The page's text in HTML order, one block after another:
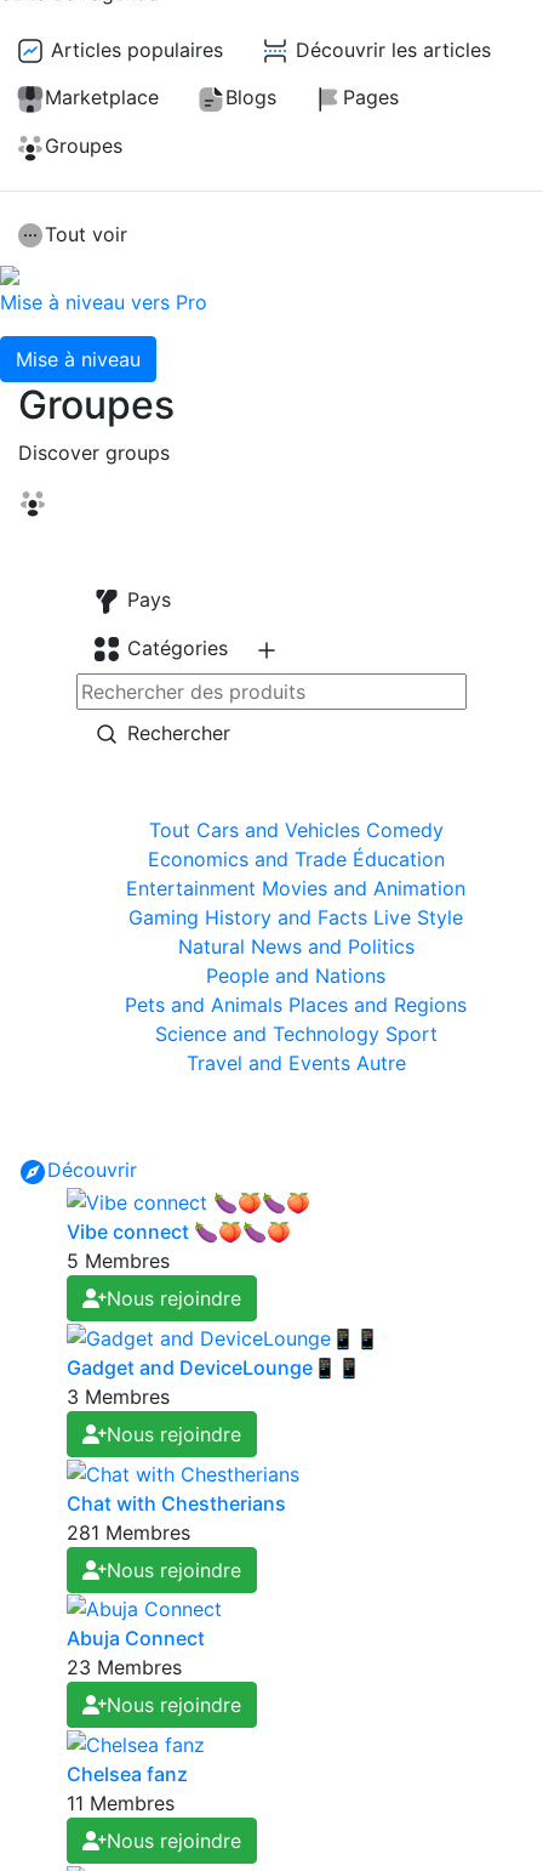
Articles populaires
Découvrir les articles
Marketplace
Blogs
Pages
Groupes
Tout voir
Mise à niveau vers Pro
Mise à niveau
Groupes
Discover groups
Pays
Catégories
Rechercher
Tout Cars and Vehicles Comedy
Economics and Trade Éducation
Entertainment Movies and Animation
Gaming History and Facts Live Style
Natural News and Politics
People and Nations
Pets and Animals Places and Regions
Science and Technology Sport
Travel and Events Autre
Découvrir
Vibe connect 🍆🍑🍆🍑
5 Membres
Nous rejoindre
Gadget and DeviceLounge📱📱
3 Membres
Nous rejoindre
Chat with Chestherians
281 Membres
Nous rejoindre
Abuja Connect
23 Membres
Nous rejoindre
Chelsea fanz
11 Membres
Nous rejoindre